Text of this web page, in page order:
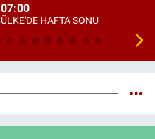
07:00
ÜLKE'DE HAFTA SONU